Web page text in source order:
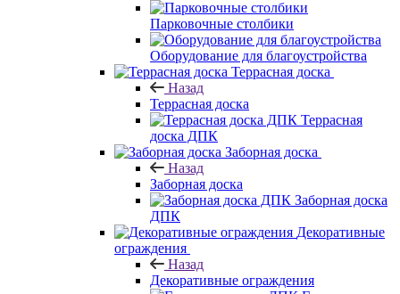
Парковочные столбики
Оборудование для благоустройства
Террасная доска
Назад
Террасная доска
Террасная
доска ДПК
Заборная доска
Назад
Заборная доска
Заборная доска
ДПК
Декоративные
ограждения
Назад
Декоративные ограждения